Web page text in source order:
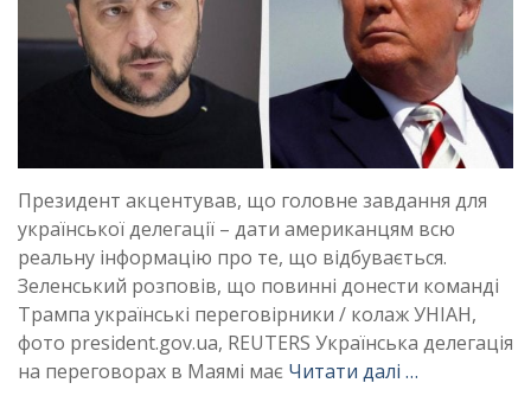
Президент акцентував, що головне завдання для
української делегації – дати американцям всю
реальну інформацію про те, що відбувається.
Зеленський розповів, що повинні донести команді
Трампа українські переговірники / колаж УНІАН,
фото president.gov.ua, REUTERS Українська делегація
на переговорах в Маямі має Читати далі …